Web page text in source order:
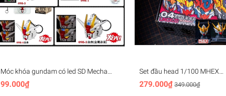
Móc khóa gundam có led SD Mecha
Head Key Chain (rx78, unicorn,
freedom, aerial,..)
99.000₫
Set đầu head 1/100 MHEX
HEADMASTER Vajra 04
Wolverine - Minerva (+led)
279.000₫ 349.000₫